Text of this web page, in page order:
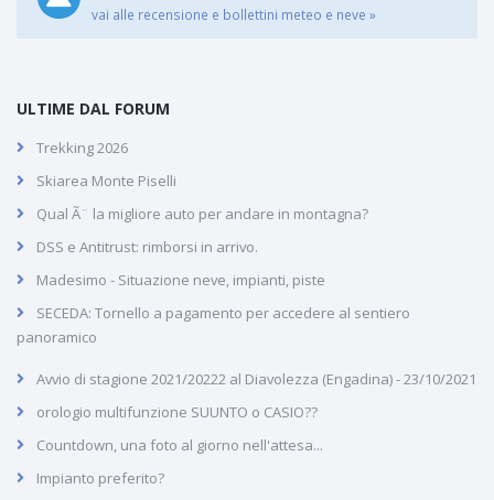
vai alle recensione e bollettini meteo e neve »
ULTIME DAL FORUM
Trekking 2026
Skiarea Monte Piselli
Qual Ã¨ la migliore auto per andare in montagna?
DSS e Antitrust: rimborsi in arrivo.
Madesimo - Situazione neve, impianti, piste
SECEDA: Tornello a pagamento per accedere al sentiero
panoramico
Avvio di stagione 2021/20222 al Diavolezza (Engadina) - 23/10/2021
orologio multifunzione SUUNTO o CASIO??
Countdown, una foto al giorno nell'attesa...
Impianto preferito?